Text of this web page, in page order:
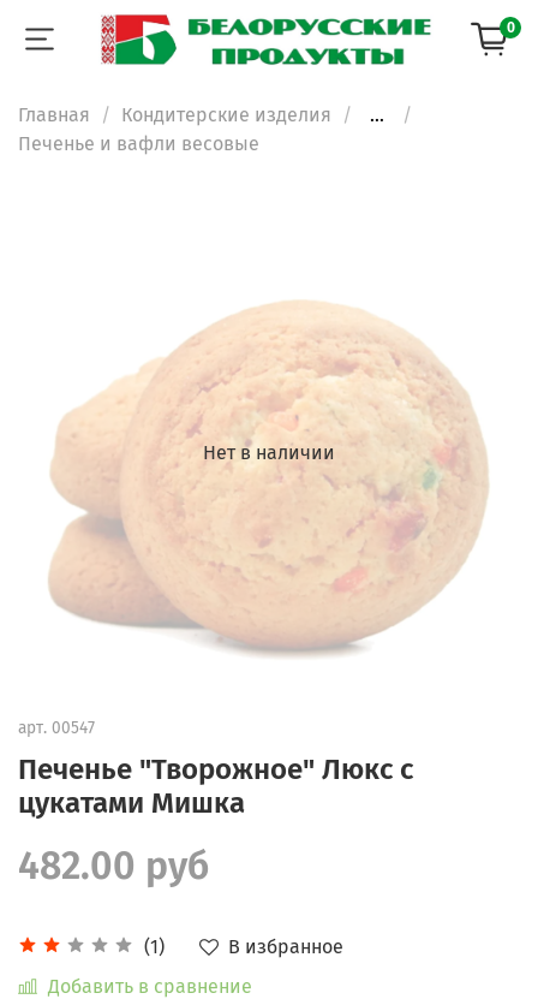
0
Главная Кондитерские изделия
...
Печенье и вафли весовые
Нет в наличии
арт. 00547
Печенье "Творожное" Люкс с
цукатами Мишка
(1)
В избранное
Добавить в сравнение
482.00 руб